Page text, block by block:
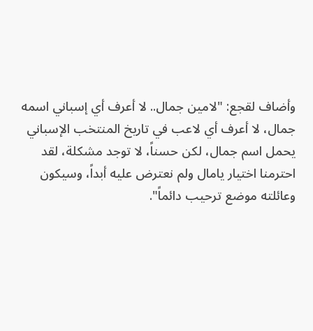
وأضاف لقجع: "لامين جمال.. لا أعرف أي إسباني اسمه
جمال، لا أعرف أي لاعب في تاريخ المنتخب الإسباني
يحمل اسم جمال، لكن حسناً، لا توجد مشكلة، لقد
احترمنا اختيار يامال ولم نعترض عليه أبداً، وسيكون
وعائلته موضع ترحيب دائماً".